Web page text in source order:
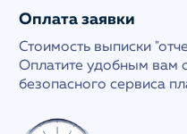
Оплата заявки
Стоимость выписки
Оплатите удобным вам
безопасного сервиса